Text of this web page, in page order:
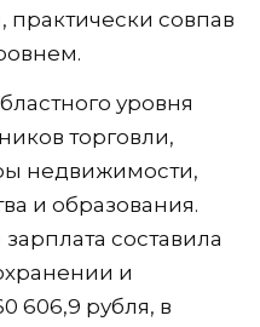
практически совпав
уровня
торговли,
недвижимости,
и образования.
составила
и
606,9 рубля, в